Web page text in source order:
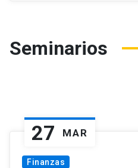
Seminarios
27 MAR
Finanzas